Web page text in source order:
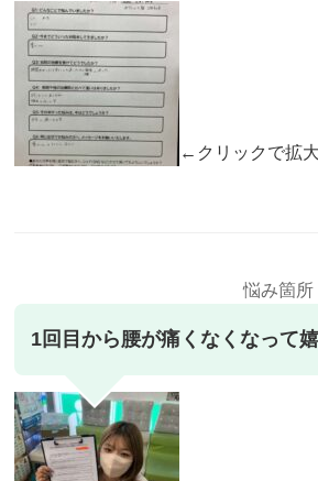
←クリックで拡大
悩み箇所
1回目から腰が痛くなくなって